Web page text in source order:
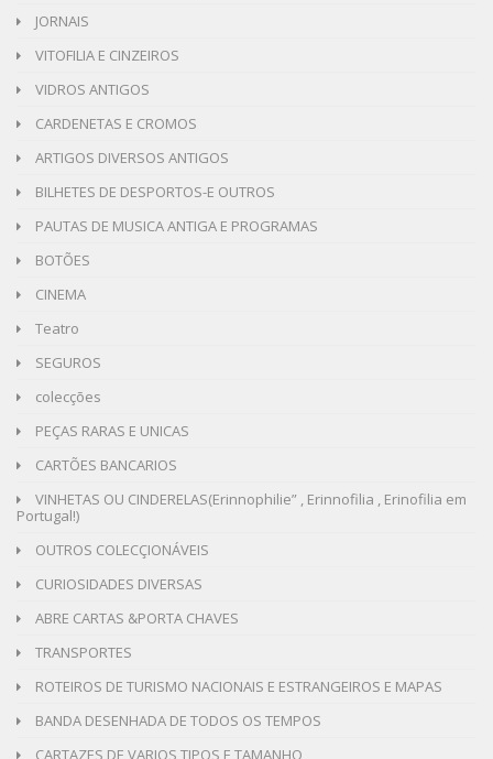
JORNAIS
VITOFILIA E CINZEIROS
VIDROS ANTIGOS
CARDENETAS E CROMOS
ARTIGOS DIVERSOS ANTIGOS
BILHETES DE DESPORTOS-E OUTROS
PAUTAS DE MUSICA ANTIGA E PROGRAMAS
BOTÕES
CINEMA
Teatro
SEGUROS
colecções
PEÇAS RARAS E UNICAS
CARTÕES BANCARIOS
VINHETAS OU CINDERELAS(Erinnophilie” , Erinnofilia , Erinofilia em
Portugal!)
OUTROS COLECÇIONÁVEIS
CURIOSIDADES DIVERSAS
ABRE CARTAS &PORTA CHAVES
TRANSPORTES
ROTEIROS DE TURISMO NACIONAIS E ESTRANGEIROS E MAPAS
BANDA DESENHADA DE TODOS OS TEMPOS
CARTAZES DE VARIOS TIPOS E TAMANHO